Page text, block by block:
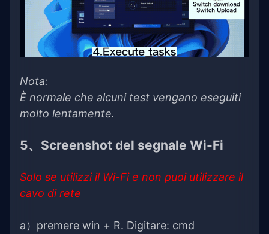
Nota:
È normale che alcuni test vengano eseguiti
molto lentamente.
5、Screenshot del segnale Wi-Fi
Solo se utilizzi il Wi-Fi e non puoi utilizzare il
cavo di rete
a）premere win + R. Digitare: cmd